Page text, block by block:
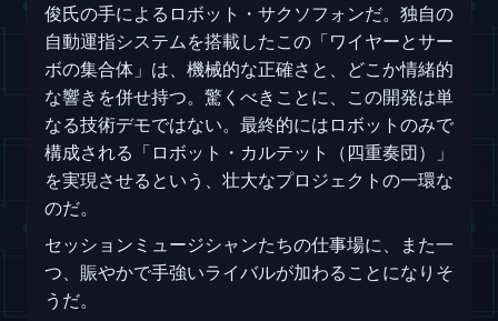
俊氏の手によるロボット・サクソフォンだ。独自の
自動運指システムを搭載したこの「ワイヤーとサー
ボの集合体」は、機械的な正確さと、どこか情緒的
な響きを併せ持つ。驚くべきことに、この開発は単
なる技術デモではない。最終的にはロボットのみで
構成される「ロボット・カルテット（四重奏団）」
を実現させるという、壮大なプロジェクトの一環な
のだ。
セッションミュージシャンたちの仕事場に、また一
つ、賑やかで手強いライバルが加わることになりそ
うだ。